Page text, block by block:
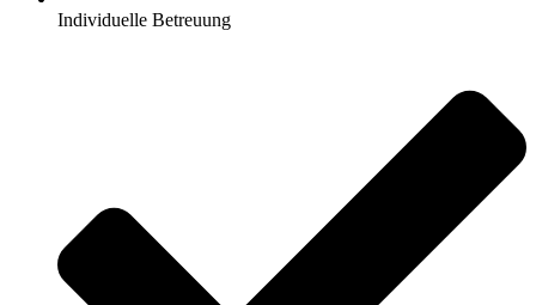
Individuelle Betreuung